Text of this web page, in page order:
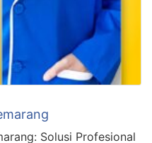
Solusi Profesional